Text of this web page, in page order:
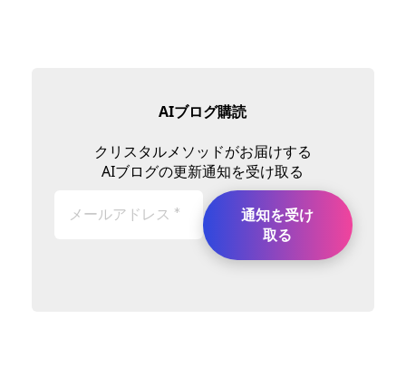
AIブログ購読
クリスタルメソッドがお届けする
AIブログの更新通知を受け取る